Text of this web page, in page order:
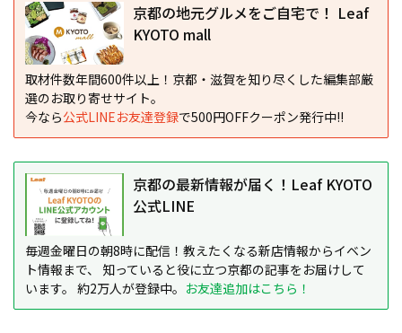
京都の地元グルメをご自宅で！ Leaf
KYOTO mall
取材件数年間600件以上！京都・滋賀を知り尽くした編集部厳
選のお取り寄せサイト。
今なら公式LINEお友達登録で500円OFFクーポン発行中!!
京都の最新情報が届く！Leaf KYOTO
公式LINE
毎週金曜日の朝8時に配信！教えたくなる新店情報からイベン
ト情報まで、 知っていると役に立つ京都の記事をお届けして
います。 約2万人が登録中。 お友達追加はこちら！